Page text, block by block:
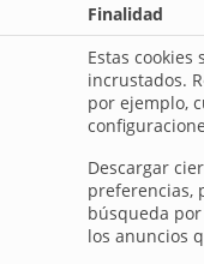
Finalidad
Estas
incrustados.
por ejemplo,
Descargar
preferencias,
búsqueda
los anuncios